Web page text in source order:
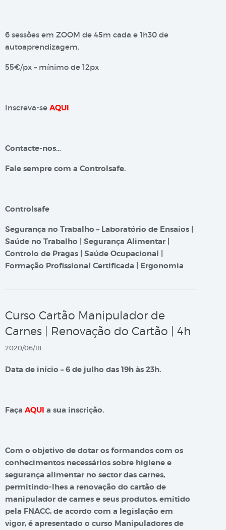
6 sessões em ZOOM de 45m cada e 1h30 de
autoaprendizagem.
55€/px – mínimo de 12px
Inscreva-se AQUI
Contacte-nos…
Fale sempre com a Controlsafe.
Controlsafe
Segurança no Trabalho – Laboratório de Ensaios |
Saúde no Trabalho | Segurança Alimentar |
Controlo de Pragas | Saúde Ocupacional |
Formação Profissional Certificada | Ergonomia
Curso Cartão Manipulador de
Carnes | Renovação do Cartão | 4h
2020/06/18
Data de início – 6 de julho das 19h às 23h.
Faça AQUI a sua inscrição.
Com o objetivo de dotar os formandos com os
conhecimentos necessários sobre higiene e
segurança alimentar no sector das carnes,
permitindo-lhes a renovação do cartão de
manipulador de carnes e seus produtos, emitido
pela FNACC, de acordo com a legislação em
vigor, é apresentado o curso Manipuladores de